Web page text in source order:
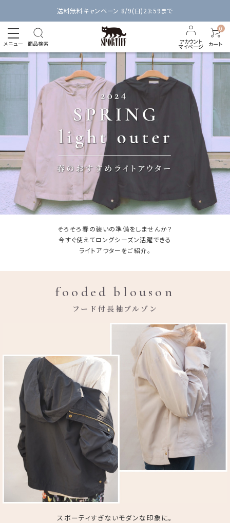
送料無料キャンペーン 8/9(日)23:59まで
メニュー 商品検索 アカウント
マイページ
0
カート
そろそろ春の装いの準備をしませんか？
今すぐ使えてロングシーズン活躍できる
ライトアウターをご紹介。
fooded blouson
フード付長袖ブルゾン
スポーティすぎないモダンな印象に。